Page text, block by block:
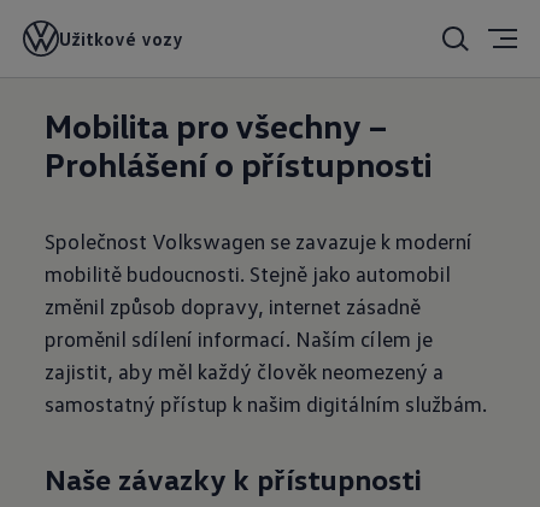
Užitkové vozy
Mobilita pro všechny –
Prohlášení o přístupnosti
Společnost Volkswagen se zavazuje k moderní
mobilitě budoucnosti. Stejně jako automobil
změnil způsob dopravy, internet zásadně
proměnil sdílení informací. Naším cílem je
zajistit, aby měl každý člověk neomezený a
samostatný přístup k našim digitálním službám.
Naše závazky k přístupnosti